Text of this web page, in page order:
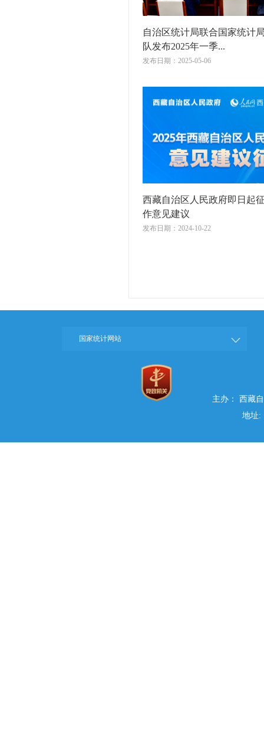
自治区统计局联合国家统计
队发布2025年一季...
发布日期：2025-05-06
西藏自治区人民政府即日起
作意见建议
发布日期：2024-10-22
国家统计网站
主办： 西藏
地址: